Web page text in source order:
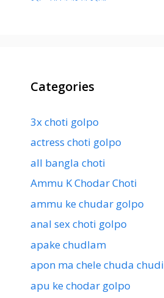
Categories
3x choti golpo
actress choti golpo
all bangla choti
Ammu K Chodar Choti
ammu ke chudar golpo
anal sex choti golpo
apake chudlam
apon ma chele chuda chudi
apu ke chodar golpo